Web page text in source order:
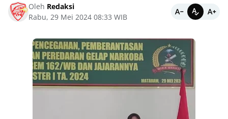
Oleh Redaksi
Rabu, 29 Mei 2024 08:33 WIB